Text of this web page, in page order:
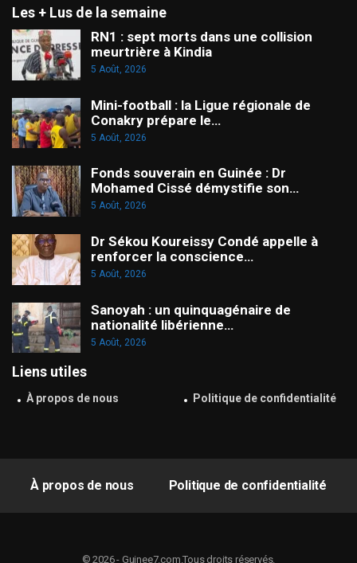
Les + Lus de la semaine
RN1 : sept morts dans une collision
meurtrière à Kindia
5 Août, 2026
Mini-football : la Ligue régionale de
Conakry prépare le…
5 Août, 2026
Fonds souverain en Guinée : Dr
Mohamed Cissé démystifie son…
5 Août, 2026
Dr Sékou Koureissy Condé appelle à
renforcer la conscience…
5 Août, 2026
Sanoyah : un quinquagénaire de
nationalité libérienne…
5 Août, 2026
Liens utiles
À propos de nous Politique de confidentialité
À propos de nous Politique de confidentialité
© 2026 - Guinee7.com.Tous droits réservés.